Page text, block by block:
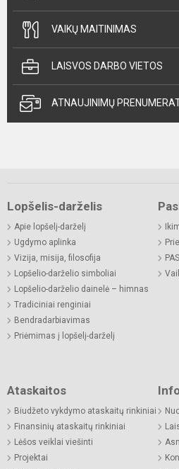
VAIKŲ MAITINIMAS
LAISVOS DARBO VIETOS
ATNAUJINIMŲ
Lopšelis-darželis
Apie lopšelį-darželį
Ugdymo aplinka
Vizija, misija, filosofija
Lopšelio-darželio simboliai
Lopšelio-darželio dainelė – himnas
Tradiciniai renginiai
Bendradarbiavimas
Priėmimas į lopšelį-darželį
Ataskaitos
Biudžeto vykdymo ataskaitų rinkiniai
Finansinių ataskaitų rinkiniai
Lėšos veiklai viešinti
Projektai